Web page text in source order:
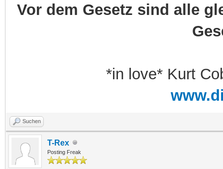
Vor dem Gesetz sind alle
*in love* Kurt
Suchen
T-Rex
Posting Freak